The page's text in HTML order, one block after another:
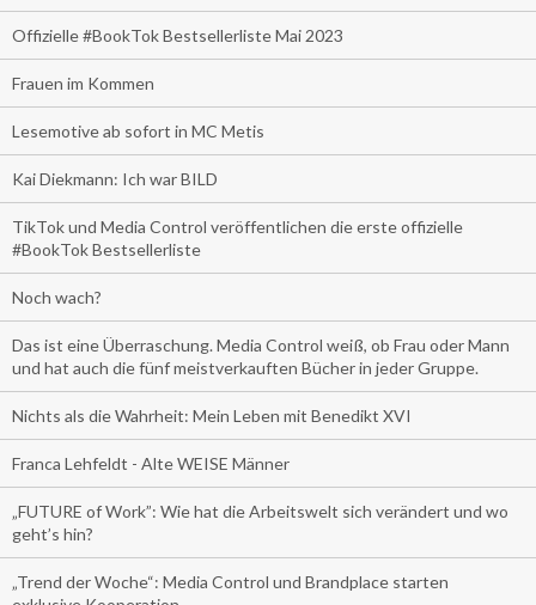
Offizielle #BookTok Bestsellerliste Mai 2023
Frauen im Kommen
Lesemotive ab sofort in MC Metis
Kai Diekmann: Ich war BILD
TikTok und Media Control veröffentlichen die erste offizielle
#BookTok Bestsellerliste
Noch wach?
Das ist eine Überraschung. Media Control weiß, ob Frau oder Mann
und hat auch die fünf meistverkauften Bücher in jeder Gruppe.
Nichts als die Wahrheit: Mein Leben mit Benedikt XVI
Franca Lehfeldt - Alte WEISE Männer
„FUTURE of Work”: Wie hat die Arbeitswelt sich verändert und wo
geht’s hin?
„Trend der Woche“: Media Control und Brandplace starten